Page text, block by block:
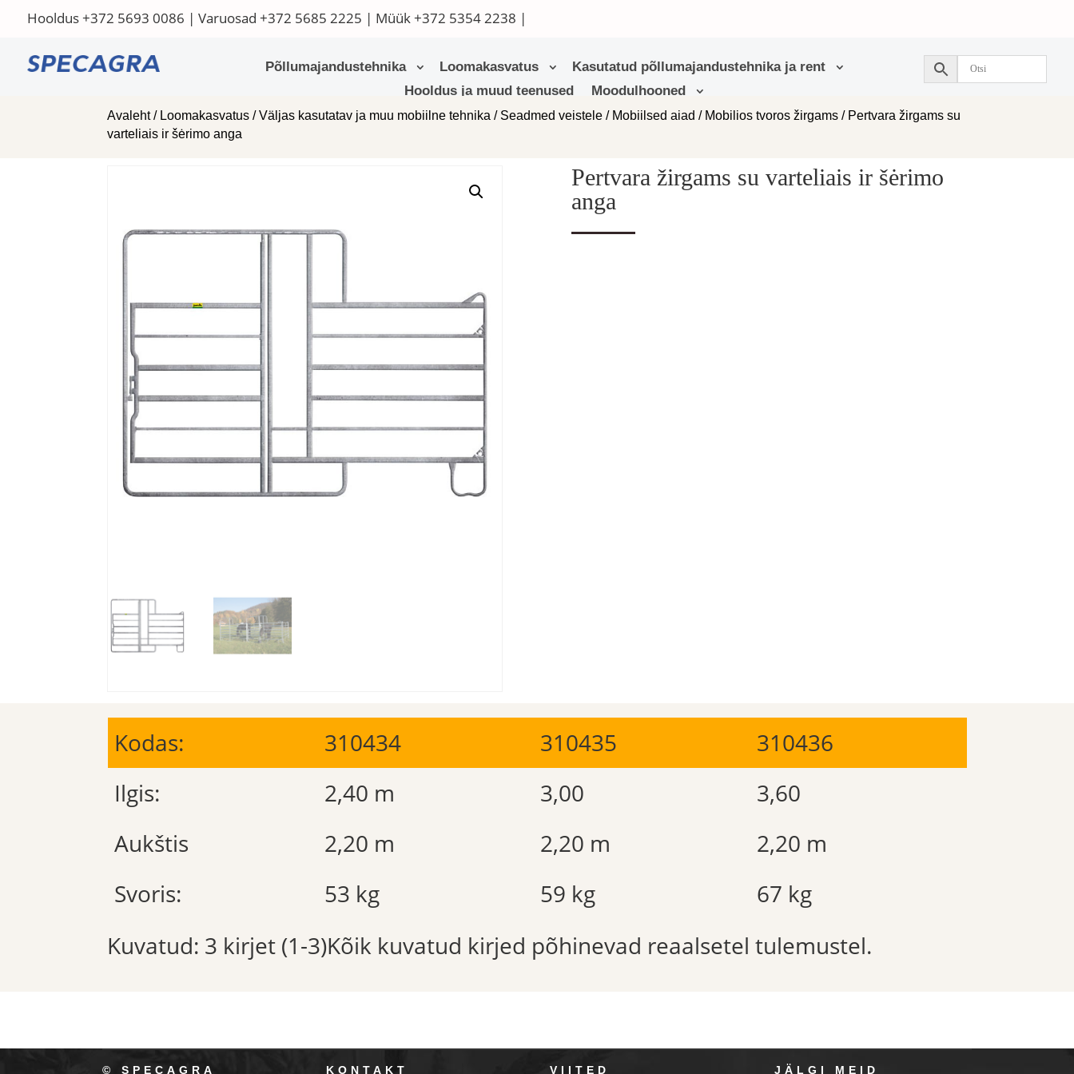
Hooldus+372 5693 0086 | Varuosad +372 5685 2225 | Müük+372 5354 2238 |
Põllumajandustehnika Loomakasvatus
Kasutatud põllumajandustehnika ja rent
Hooldus ja muud teenused
Moodulhooned
Avaleht/ Loomakasvatus /Väljas kasutatav ja muu mobiilne tehnika / Seadmed veistele / Mobiilsed aiad / Mobilios tvoros žirgams / Pertvara žirgams su
varteliais ir šėrimo anga
Pertvara žirgams su varteliais ir šėrimo
anga
Kodas: 310434 310435
310436
Ilgis:
2,40 m 3,00
3,60
Aukštis
2,20 m 2,20 m
2,20 m
Svoris:
53 kg 59 kg
67 kg
Kuvatud: 3 kirjet (1-3)Kõik kuvatud kirjed põhinevad reaalsetel tulemustel.
© SPECAGRA KONTAKT VIITED JÄLGI MEID